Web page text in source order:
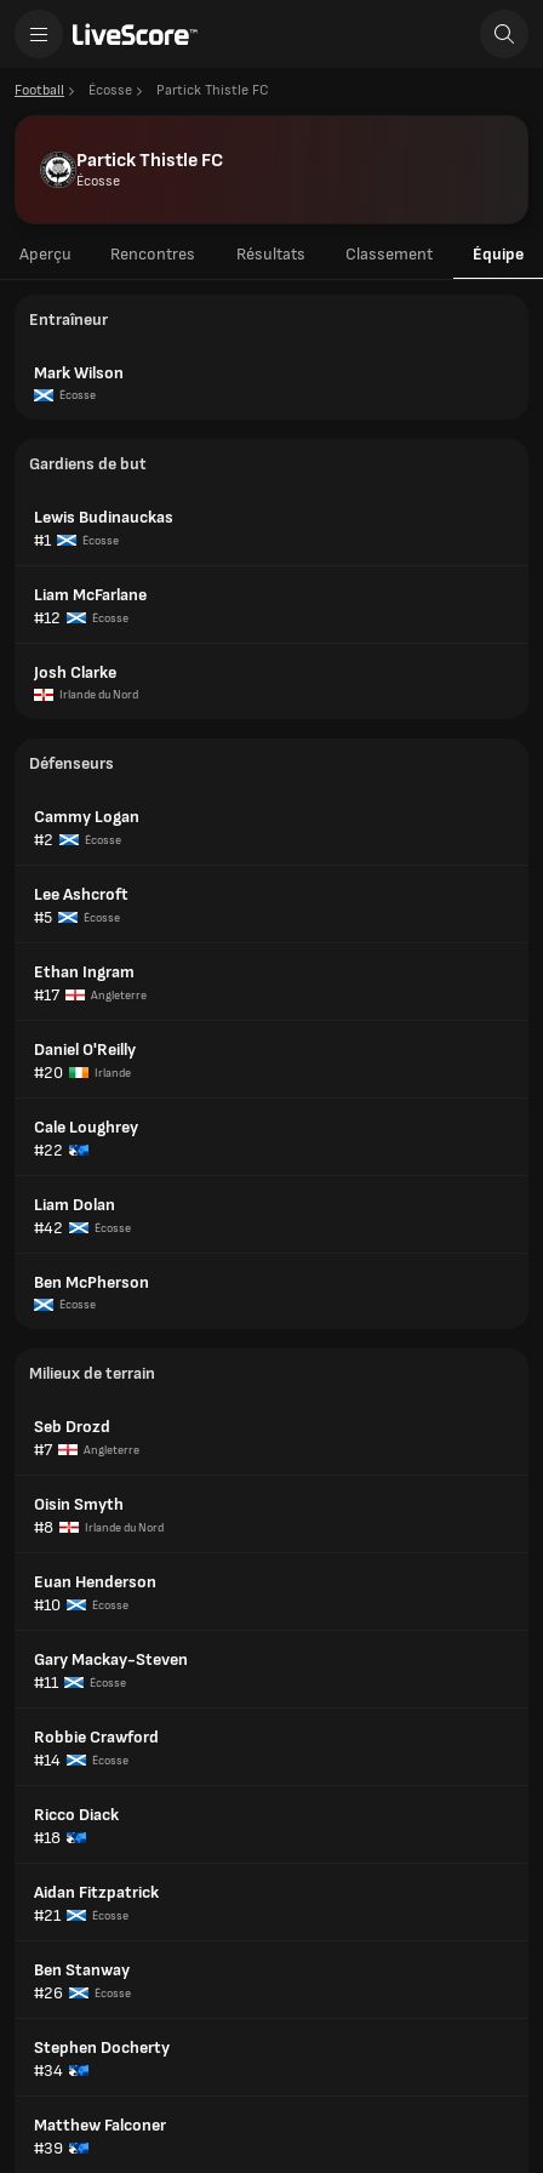
Football Écosse Partick Thistle FC
Partick Thistle FC
Écosse
Aperçu Rencontres Résultats Classement Équipe
Entraîneur
Mark Wilson
Écosse
Gardiens de but
Lewis Budinauckas
#1
Écosse
Liam McFarlane
#12
Écosse
Josh Clarke
Irlande du Nord
Défenseurs
Cammy Logan
#2
Écosse
Lee Ashcroft
#5
Écosse
Ethan Ingram
#17
Angleterre
Daniel O'Reilly
#20
Irlande
Cale Loughrey
#22
Liam Dolan
#42
Écosse
Ben McPherson
Écosse
Milieux de terrain
Seb Drozd
#7
Angleterre
Oisin Smyth
#8
Irlande du Nord
Euan Henderson
#10
Écosse
Gary Mackay-Steven
#11
Écosse
Robbie Crawford
#14
Écosse
Ricco Diack
#18
Aidan Fitzpatrick
#21
Écosse
Ben Stanway
#26
Écosse
Stephen Docherty
#34
Matthew Falconer
#39